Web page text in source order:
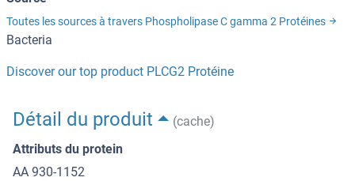
Toutes les sources à travers Phospholipase C gamma 2 Protéines
Bacteria
Discover our top product PLCG2 Protéine
Détail du produit
(cache)
Attributs du protein
AA 930-1152